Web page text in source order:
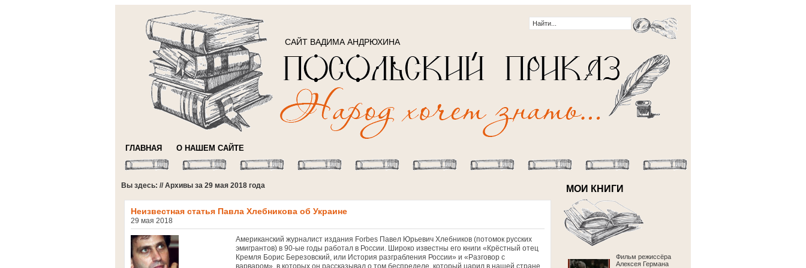
САЙТ ВАДИМА АНДРЮХИНА
ГЛАВНАЯ О НАШЕМ САЙТЕ
Вы здесь: // Архивы за 29 мая 2018 года
Неизвестная статья Павла Хлебникова об Украине
29 мая 2018
Американский журналист издания Forbes Павел Юрьевич Хлебников (потомок русских
эмигрантов) в 90-ые годы работал в России. Широко известны его книги «Крёстный отец
Кремля Борис Березовский, или История разграбления России» и «Разговор с
варваром», в которых он рассказывал о том беспределе, который царил в нашей стране
МОИ КНИГИ
Фильм режиссёра
Алексея Германа